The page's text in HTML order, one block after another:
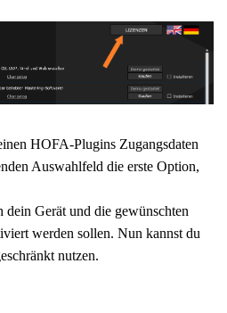
HOFA-Plugins Zugangsdaten
Auswahlfeld die erste Option,
dein Gerät und die gewünschten
werden sollen. Nun kannst du
nutzen.